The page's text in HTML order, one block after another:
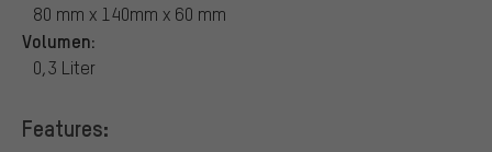
80 mm x 140mm x 60 mm
Volumen:
0,3 Liter
Features: